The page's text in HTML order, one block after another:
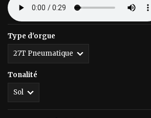
Type d'orgue
Tonalité